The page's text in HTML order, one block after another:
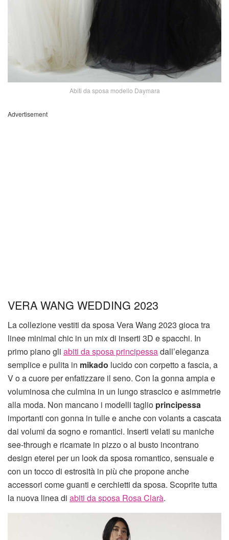
Abiti da sposa modello Daymara
Advertisement
VERA WANG WEDDING 2023
La collezione vestiti da sposa Vera Wang 2023 gioca tra
linee minimal chic in un mix di inserti 3D e spacchi. In
primo piano gli abiti da sposa principessadall’eleganza
semplice e pulita in mikado lucido con corpetto a fascia, a
V o a cuore per enfatizzare il seno. Con la gonna ampia e
voluminosa che culmina in un lungo strascico e asimmetrie
alla moda. Non mancano i modelli taglio principessa
importanti con gonna in tulle e anche con volants a cascata
dai volumi da sogno e romantici. Inserti velati su maniche
see-through e ricamate in pizzo o al busto incontrano
design eterei per un look da sposa romantico, sensuale e
con un tocco di estrosità in più che propone anche
accessori come guanti e cerchietti da sposa. Scoprite tutta
la nuova linea di abiti da sposa Rosa Clarà.